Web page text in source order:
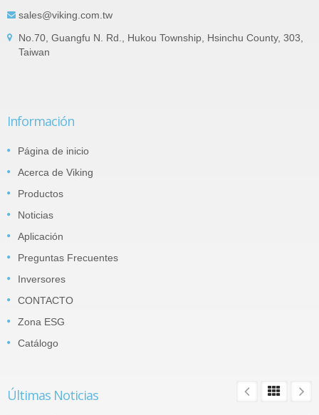
sales@viking.com.tw
No.70, Guangfu N. Rd., Hukou Township, Hsinchu County, 303,
Taiwan
Información
Página de inicio
Acerca de Viking
Productos
Noticias
Aplicación
Preguntas Frecuentes
Inversores
CONTACTO
Zona ESG
Catálogo
Últimas Noticias